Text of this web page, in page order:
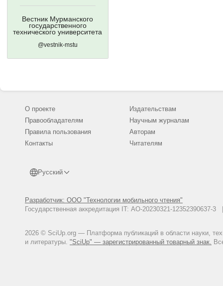
Вестник Мурманского
государственного
технического университета
@vestnik-mstu
О проекте
Правообладателям
Правила пользования
Контакты
Русский
Разработчик: ООО "Технологии мобильного чтения"
Государственная аккредитация IT: АО-20230321-
2026 © SciUp.org — Платформа публикаций в области науки,
и литературы. "SciUp" — зарегистрированный товарный знак.
Издательствам
Научным журналам
Авторам
Читателям